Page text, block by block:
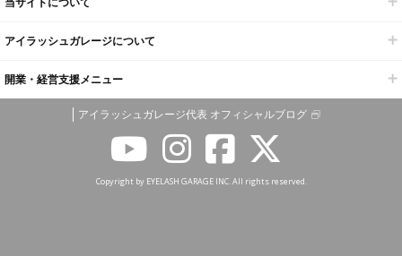
アイラッシュガレージについて
開業・経営支援メニュー
アイラッシュガレージ代表 オフィシャルブログ
Copyright by EYELASH GARAGE INC. All rights reserved.